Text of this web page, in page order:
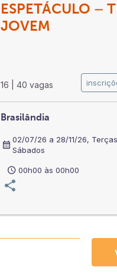
ESPETÁCULO –
JOVEM
16 40 vagas
Brasilândia
02/07/26 a 28/11/26,
Sábados
00h00 às 00h00